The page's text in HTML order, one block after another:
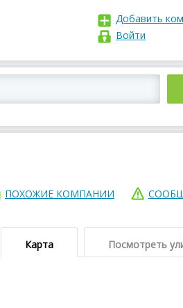
Добавить
Войти
ПОХОЖИЕ КОМПАНИИ
Карта Посмотреть